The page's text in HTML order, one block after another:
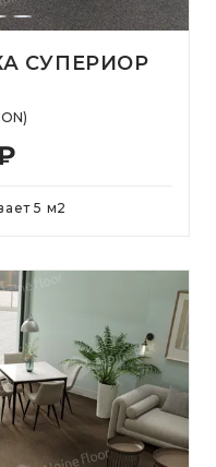
СУПЕРИОР
5 м2